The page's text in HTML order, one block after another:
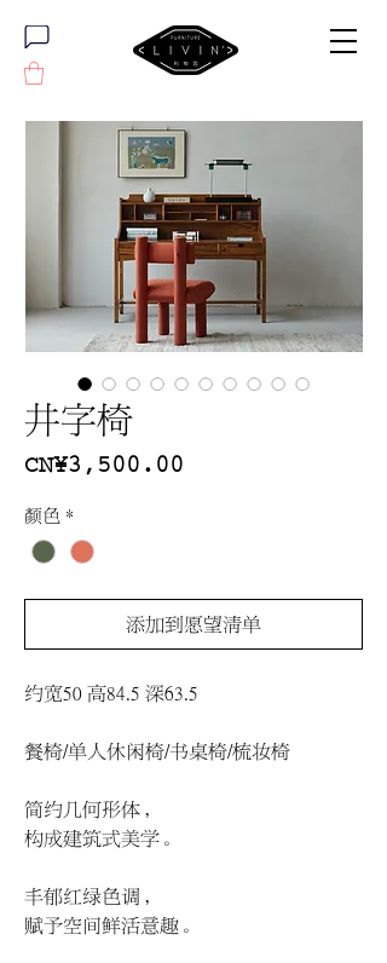
井字椅
CN¥3,500.00
颜色 *
添加到愿望清单
约宽50 高84.5 深63.5
餐椅/单人休闲椅/书桌椅/梳妆椅
简约几何形体，
构成建筑式美学。
丰郁红绿色调，
赋予空间鲜活意趣。